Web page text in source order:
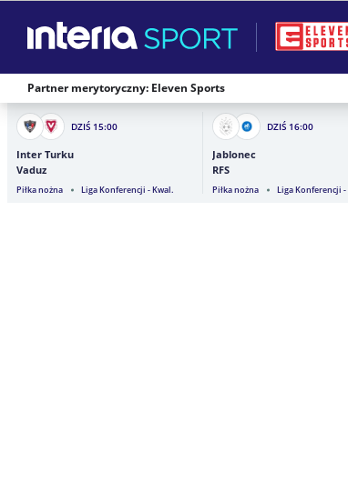
Partner merytoryczny: Eleven Sports
DZIŚ 15:00
Inter Turku
Vaduz
Piłka nożna Liga Konferencji - Kwal.
DZIŚ 16:00
Jablonec
RFS
Piłka nożna Liga Konferencji -